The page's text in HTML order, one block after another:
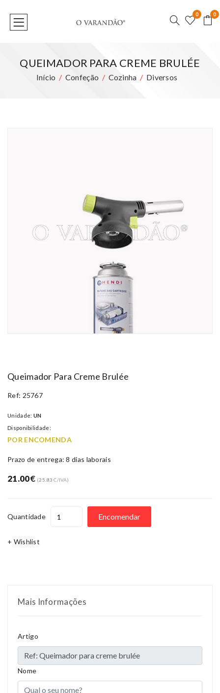
0 0
QUEIMADOR PARA CREME BRULÉE
Início Confeção Cozinha Diversos
Queimador Para Creme Brulée
Ref: 25767
Unidade: UN
Disponibilidade:
POR ENCOMENDA
Prazo de entrega: 8 dias laborais
21.00€ (25.83 C/IVA)
Quantidade Encomendar
+ Wishlist
Mais Informações
Artigo
Nome